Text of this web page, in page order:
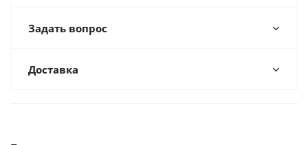
Задать вопрос
Доставка